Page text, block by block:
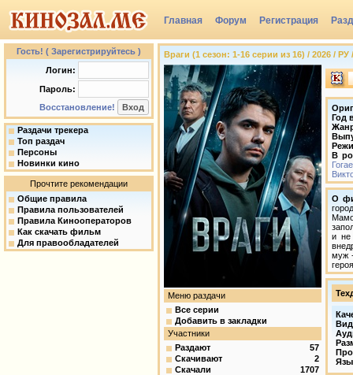
Главная Форум Регистрация
Группы
Гость! ( Зарегистрируйтесь )
Логин:
Пароль:
Восстановление!
Раздачи трекера
Топ раздач
Персоны
Новинки кино
Прочтите рекомендации
Общие правила
Правила пользователей
Правила Кинооператоров
Как скачать фильм
Для правообладателей
Враги (1 сезон: 1-16 серии из 16) / 2026 / РУ
Меню раздачи
Все серии
Добавить в закладки
Участники
Раздают
57
Скачивают
2
Скачали
1707
Год
В
О
и не
муж